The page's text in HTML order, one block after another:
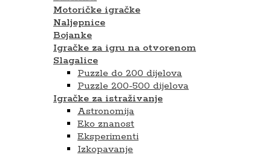
Motoričke igračke
Naljepnice
Bojanke
Igračke za igru na otvorenom
Slagalice
Puzzle do 200 dijelova
Puzzle 200-500 dijelova
Igračke za istraživanje
Astronomija
Eko znanost
Eksperimenti
Izkopavanje